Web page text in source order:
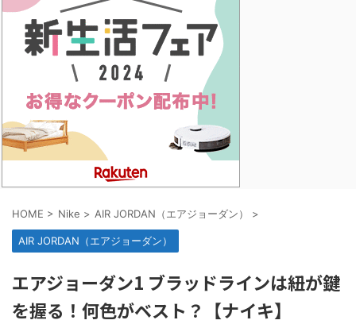
HOME > Nike > AIR JORDAN（エアジョーダン） >
AIR JORDAN（エアジョーダン）
エアジョーダン1 ブラッドラインは紐が鍵
を握る！何色がベスト？【ナイキ】